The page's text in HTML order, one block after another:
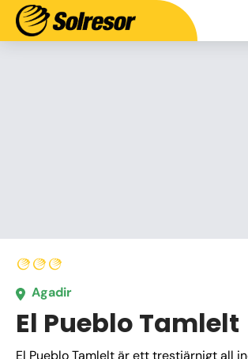
Agadir
El Pueblo Tamlelt
El Pueblo Tamlelt är ett trestjärnigt all